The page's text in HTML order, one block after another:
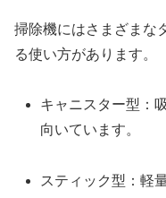
掃除機にはさまざまな
る使い方があります。
キャニスター型：
向いています。
スティック型：軽